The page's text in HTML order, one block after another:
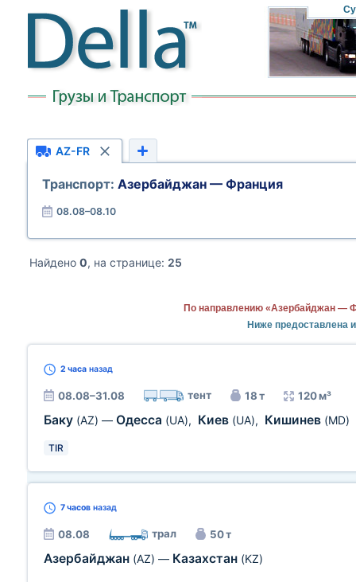
AZ-FR
Транспорт: Азербайджан — Франция
08.08–08.10
Найдено 0, на странице: 25
По направлению «Азербайджан —
Ниже предоставлена
2 часа назад
08.08–31.08 тент 18 т 120 м³
Баку (AZ) — Одесса (UA), Киев (UA), Кишинев (MD)
TIR
7 часов назад
08.08 трал 50 т
Азербайджан (AZ) — Казахстан (KZ)